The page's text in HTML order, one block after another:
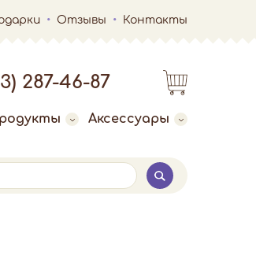
Отзывы Контакты
287-46-87
Аксессуары